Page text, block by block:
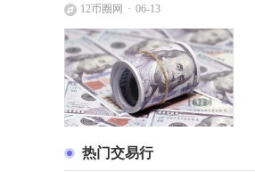
12币圈网 06-13
热门交易行